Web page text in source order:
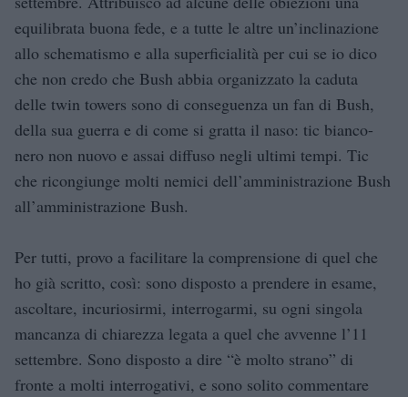
equilibrata buona fede, e a tutte le altre un’inclinazione
allo schematismo e alla superficialità per cui se io dico
che non credo che Bush abbia organizzato la caduta
delle twin towers sono di conseguenza un fan di Bush,
della sua guerra e di come si gratta il naso: tic bianco-
nero non nuovo e assai diffuso negli ultimi tempi. Tic
che ricongiunge molti nemici dell’amministrazione Bush
all’amministrazione Bush.
Per tutti, provo a facilitare la comprensione di quel che
ho già scritto, così: sono disposto a prendere in esame,
ascoltare, incuriosirmi, interrogarmi, su ogni singola
mancanza di chiarezza legata a quel che avvenne l’11
settembre. Sono disposto a dire “è molto strano” di
fronte a molti interrogativi, e sono solito commentare